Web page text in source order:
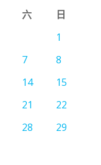
六
日
1
7
8
14
15
21
22
28
29